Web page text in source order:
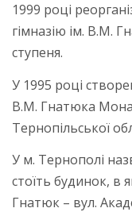
1999 році
гімназію ім. В.М.
ступеня.
У 1995 році
В.М. Гнатюка
Тернопільської
У м. Тернополі
стоїть
Гнатюк – вул.